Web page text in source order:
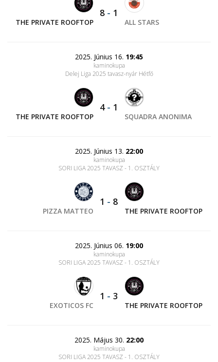
THE PRIVATE ROOFTOP
8 - 1
ALL STARS
2025. Június 16. 19:45
kaminokupa
Delej Liga 2025 tavasz-nyár Hétfő
THE PRIVATE ROOFTOP
4- 1
SQUADRA ANONIMA
2025. Június 13. 22:00
kaminokupa
SORI LIGA 2025 TAVASZ - 1. OSZTÁLY
PIZZA MATTEO
1 - 8
THE PRIVATE ROOFTOP
2025. Június 06. 19:00
kaminokupa
SORI LIGA 2025 TAVASZ - 1. OSZTÁLY
EXOTICOS FC
1 - 3
THE PRIVATE ROOFTOP
2025. Május 30. 22:00
kaminokupa
SORI LIGA 2025 TAVASZ - 1. OSZTÁLY